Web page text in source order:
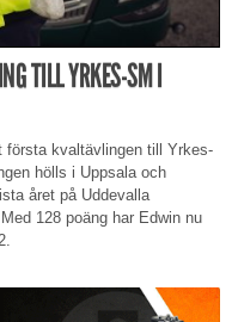
TILL YRKES-SM I
första kvaltävlingen till Yrkes-
hölls i Uppsala och
året på Uddevalla
128 poäng har Edwin nu